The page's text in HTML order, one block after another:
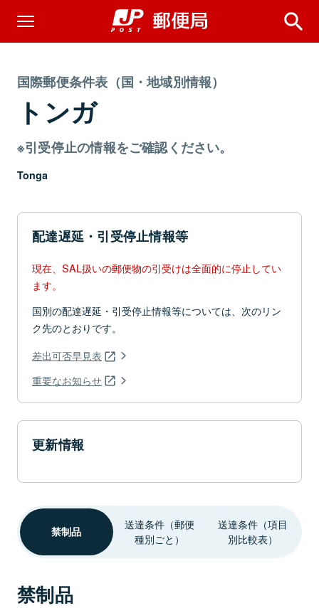
国際郵便条件表（国・地域別情報）
トンガ
※引受停止の情報をご確認ください。
Tonga
配達遅延・引受停止情報等
現在、SAL扱いの郵便物の引受けは全面的に停止してい
ます。
国別の配達遅延・引受停止情報等については、次のリン
ク先のとおりです。
差出可否早見表
重要なお知らせ
更新情報
禁制品
送達条件（郵便
種別ごと）
送達条件（項目
別比較表）
禁制品